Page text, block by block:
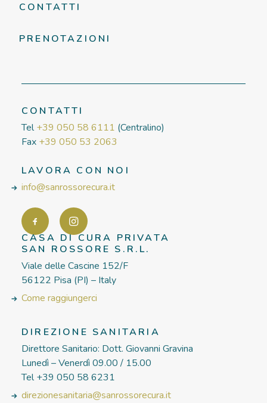
CONTATTI
PRENOTAZIONI
CONTATTI
Tel+39 050 58 6111 (Centralino)
Fax +39 050 53 2063
LAVORA CON NOI
info@sanrossorecura.it
CASA DI CURA PRIVATA
SAN ROSSORE S.R.L.
Viale delle Cascine 152/F
56122 Pisa (PI) – Italy
Come raggiungerci
DIREZIONE SANITARIA
Direttore Sanitario: Dott. Giovanni Gravina
Lunedì – Venerdì 09.00 / 15.00
Tel +39 050 58 6231
direzionesanitaria@sanrossorecura.it